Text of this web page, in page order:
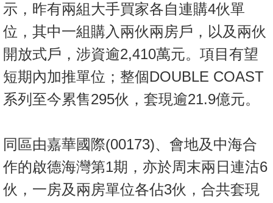
示，昨有兩組大手買家各自連購4伙單
位，其中一組購入兩伙兩房戶，以及兩伙
開放式戶，涉資逾2,410萬元。項目有望
短期內加推單位；整個DOUBLE COAST
系列至今累售295伙，套現逾21.9億元。
同區由嘉華國際(00173)、會地及中海合
作的啟德海灣第1期，亦於周末兩日連沽6
伙，一房及兩房單位各佔3伙，合共套現